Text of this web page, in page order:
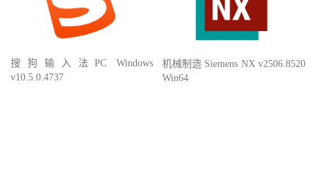
搜狗输入法PC Windows
v10.5.0.4737
机械制造 Siemens NX v2506.8520
Win64